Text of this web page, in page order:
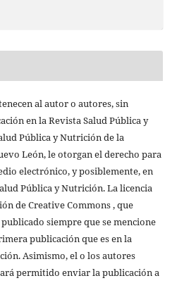
al autor o autores, sin
en la Revista Salud Pública y
Pública y Nutrición de la
León, le otorgan el derecho para
electrónico, y posiblemente, en
Pública y Nutrición. La licencia
de Creative Commons , que
siempre que se mencione
publicación que es en la
Asimismo, el o los autores
permitido enviar la publicación a